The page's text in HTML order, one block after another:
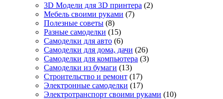
3D Модели для 3D принтера (2)
Мебель своими руками (7)
Полезные советы (8)
Разные самоделки (15)
Самоделки для авто (6)
Самоделки для дома, дачи (26)
Самоделки для компьютера (3)
Самоделки из бумаги (13)
Строительство и ремонт (17)
Электронные самоделки (17)
Электротранспорт своими руками (10)